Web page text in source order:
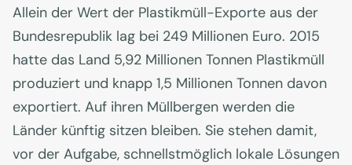
Allein der Wert der Plastikmüll-Exporte aus der
Bundesrepublik lag bei 249 Millionen Euro. 2015
hatte das Land 5,92 Millionen Tonnen Plastikmüll
produziert und knapp 1,5 Millionen Tonnen davon
exportiert. Auf ihren Müllbergen werden die
Länder künftig sitzen bleiben. Sie stehen damit,
vor der Aufgabe, schnellstmöglich lokale Lösungen